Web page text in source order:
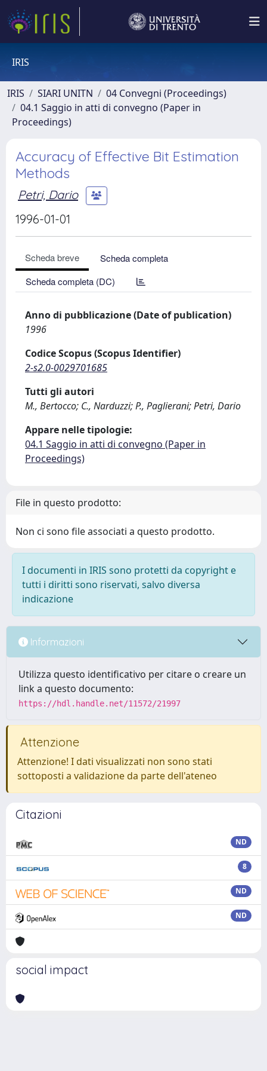
IRIS
IRIS SIARI UNITN
04 Convegni (Proceedings)
04.1 Saggio in atti di convegno (Paper in
Proceedings)
Accuracy of Effective Bit Estimation
Methods
Petri, Dario
1996-01-01
Scheda breve
Scheda completa
Scheda completa (DC)
Anno di pubblicazione (Date of publication)
1996
Codice Scopus (Scopus Identifier)
2-s2.0-0029701685
Tutti gli autori
M., Bertocco; C., Narduzzi; P., Paglierani; Petri, Dario
Appare nelle tipologie:
04.1 Saggio in atti di convegno (Paper in
Proceedings)
File in questo prodotto:
Non ci sono file associati a questo prodotto.
I documenti in IRIS sono protetti da copyright e
tutti i diritti sono riservati, salvo diversa
indicazione
Informazioni
Utilizza questo identificativo per citare o creare un
link a questo documento:
https://hdl.handle.net/11572/21997
Attenzione
Attenzione! I dati visualizzati non sono stati
sottoposti a validazione da parte dell'ateneo
Citazioni
ND
8
ND
ND
social impact